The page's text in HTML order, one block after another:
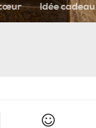
Idée cadeau